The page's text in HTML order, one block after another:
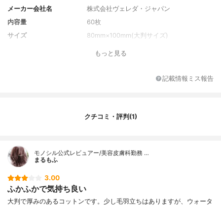
メーカー会社名
株式会社ヴェレダ・ジャパン
内容量
60枚
サイズ
80mm×100mm(大判サイズ)
もっと見る
記載情報ミス報告
クチコミ・評判(1)
モノシル公式レビュアー/美容皮膚科勤務 …
まるもふ
3.00
ふかふかで気持ち良い
大判で厚みのあるコットンです。少し毛羽立ちはありますが、ウォータ